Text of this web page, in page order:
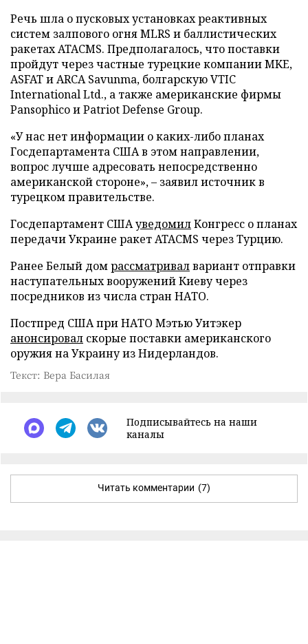
Речь шла о пусковых установках реактивных
систем залпового огня MLRS и баллистических
ракетах ATACMS. Предполагалось, что поставки
пройдут через частные турецкие компании MKE,
ASFAT и ARCA Savunma, болгарскую VTIC
International Ltd., а также американские фирмы
Pansophico и Patriot Defense Group.
«У нас нет информации о каких-либо планах
Госдепартамента США в этом направлении,
вопрос лучше адресовать непосредственно
американской стороне», – заявил источник в
турецком правительстве.
Госдепартамент СШАуведомилКонгресс о планах
передачи Украине ракет ATACMS через Турцию.
Ранее Белый домрассматривалвариант отправки
наступательных вооружений Киеву через
посредников из числа стран НАТО.
Постпред США при НАТО Мэтью Уитэкер
анонсировал скорые поставки американского
оружия на Украину из Нидерландов.
Текст: Вера Басилая
Подписывайтесь на наши
каналы
Читать комментарии (7)